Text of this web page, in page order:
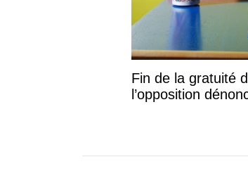
Fin de la gratuité
l’opposition